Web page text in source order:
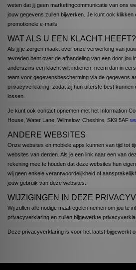
weten dat jij geen marketingcommunicatie van ons
jouw gegevens zullen bijwerken. Je kunt ook klikken
promotionele e-mails.
WAT ALS U EEN KLACHT HEEFT?
Als jij je zorgen maakt over onze verwerking van
tevreden bent over de afhandeling van een door jou
anderszins een klacht wilt indienen, neem dan in
team voor gegevensbescherming via de gegevens
privacyverklaring, zodat zij hun uiterste best kunnen
lossen.
Je kunt ook contact opnemen met het Information
House, Water Lane, Wilmslow, Cheshire, SK9 5AF
ANDERE WEBSITES
Onze websites en mobiele apps kunnen van tijd tot
websites van derden. Als je een link naar een van
rekening mee te houden dat deze websites hun
wij geen enkele verantwoordelijkheid of
jouw gebruik van deze websites.
WIJZIGINGEN IN DEZE
Wij zullen alle nodige maatregelen nemen om jou te
privacyverklaring en zullen bijgewerkte
Deze privacyverklaring is voor het laatst bijgewerkt